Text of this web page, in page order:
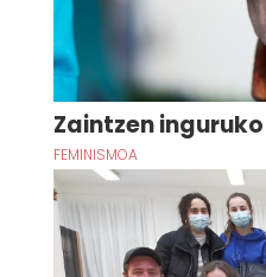
Zaintzen
FEMINISMOA